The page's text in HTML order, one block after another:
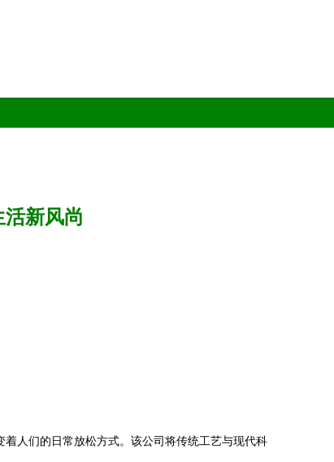
新风尚
人们的日常放松方式。该公司将传统工艺与现代科